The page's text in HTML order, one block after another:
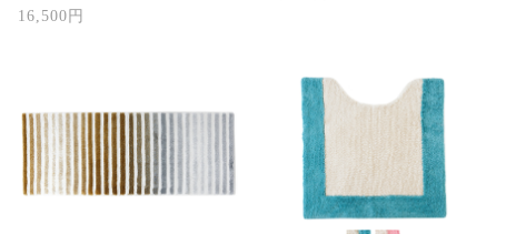
16,500円